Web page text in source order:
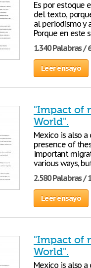
Es por estoque
del texto,
al periodismo y
Porque en este
1.340 Palabras /
Leer ensayo
"Impact of
World".
Mexico is also
presence of
important
various ways,
2.580 Palabras /
Leer ensayo
"Impact of
World".
Mexico is also